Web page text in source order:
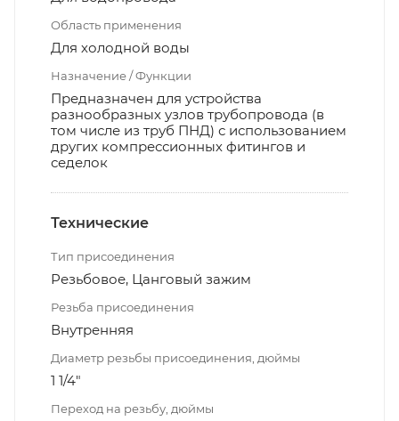
Область применения
Для холодной воды
Назначение / Функции
Предназначен для устройства
разнообразных узлов трубопровода (в
том числе из труб ПНД) с использованием
других компрессионных фитингов и
седелок
Технические
Тип присоединения
Резьбовое, Цанговый зажим
Резьба присоединения
Внутренняя
Диаметр резьбы присоединения, дюймы
1 1/4"
Переход на резьбу, дюймы